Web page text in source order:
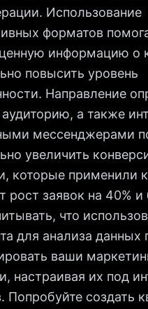
Использование
форматов
информацию о
повысить уровень
Направление
а также
мессенджерами
увеличить
которые применили
рост заявок на 40%
что
для анализа данных
ваши
настраивая их под
Попробуйте создать